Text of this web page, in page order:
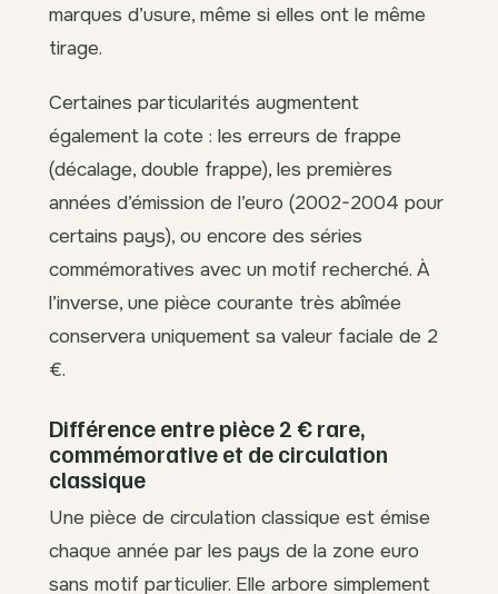
marques d’usure, même si elles ont le même
tirage.
Certaines particularités augmentent
également la cote : les erreurs de frappe
(décalage, double frappe), les premières
années d’émission de l’euro (2002-2004 pour
certains pays), ou encore des séries
commémoratives avec un motif recherché. À
l’inverse, une pièce courante très abîmée
conservera uniquement sa valeur faciale de 2
€.
Différence entre pièce 2 € rare,
commémorative et de circulation
classique
Une pièce de circulation classique est émise
chaque année par les pays de la zone euro
sans motif particulier. Elle arbore simplement